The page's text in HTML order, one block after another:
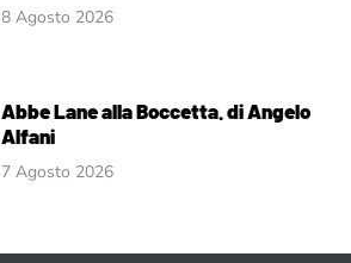
8 Agosto 2026
Abbe Lane alla Boccetta. di Angelo
Alfani
7 Agosto 2026